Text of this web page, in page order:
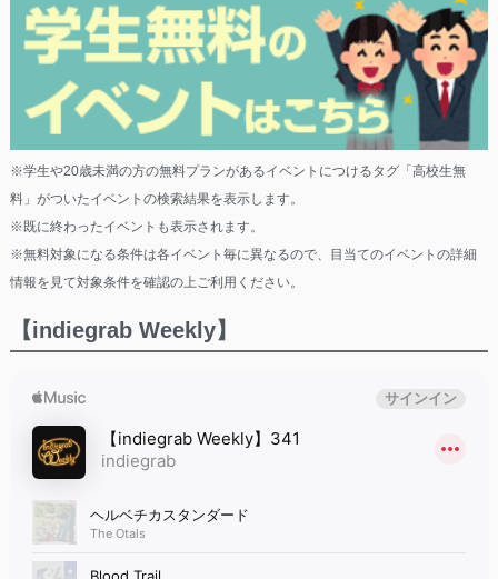
※学生や20歳未満の方の無料プランがあるイベントにつけるタグ「高校生無
料」がついたイベントの検索結果を表示します。
※既に終わったイベントも表示されます。
※無料対象になる条件は各イベント毎に異なるので、目当てのイベントの詳細
情報を見て対象条件を確認の上ご利用ください。
【indiegrab Weekly】